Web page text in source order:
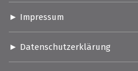
Impressum
Datenschutzerklärung